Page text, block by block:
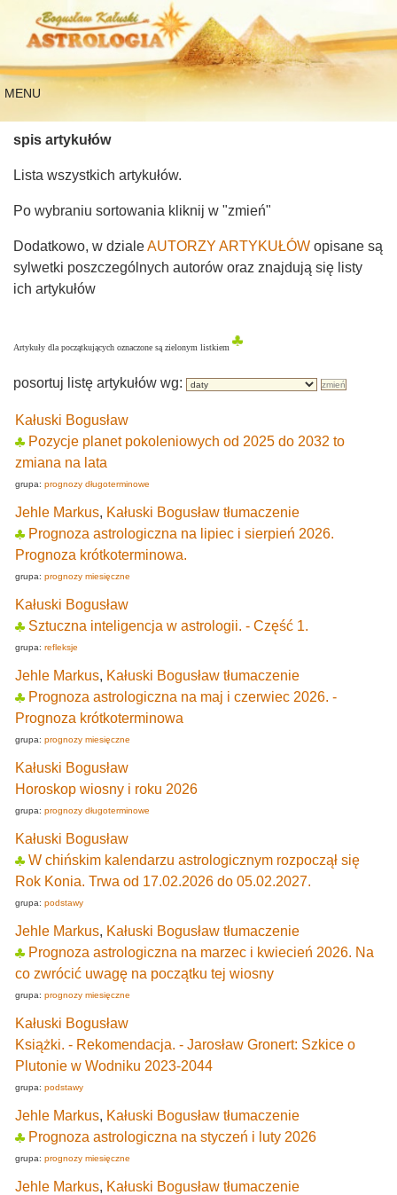
MENU
spis artykułów
Lista wszystkich artykułów.
Po wybraniu sortowania kliknij w "zmień"
Dodatkowo, w dzialeAUTORZY ARTYKUŁÓW opisane są
sylwetki poszczególnych autorów oraz znajdują się listy
ich artykułów
Artykuły dla początkujących oznaczone są zielonym listkiem
posortuj listę artykułów wg:
Kałuski Bogusław
Pozycje planet pokoleniowych od 2025 do 2032 to
zmiana na lata
grupa: prognozy długoterminowe
Jehle Markus, Kałuski Bogusław tłumaczenie
Prognoza astrologiczna na lipiec i sierpień 2026.
Prognoza krótkoterminowa.
grupa: prognozy miesięczne
Kałuski Bogusław
Sztuczna inteligencja w astrologii. - Część 1.
grupa: refleksje
Jehle Markus, Kałuski Bogusław tłumaczenie
Prognoza astrologiczna na maj i czerwiec 2026. -
Prognoza krótkoterminowa
grupa: prognozy miesięczne
Kałuski Bogusław
Horoskop wiosny i roku 2026
grupa: prognozy długoterminowe
Kałuski Bogusław
W chińskim kalendarzu astrologicznym rozpoczął się
Rok Konia. Trwa od 17.02.2026 do 05.02.2027.
grupa: podstawy
Jehle Markus, Kałuski Bogusław tłumaczenie
Prognoza astrologiczna na marzec i kwiecień 2026. Na
co zwrócić uwagę na początku tej wiosny
grupa: prognozy miesięczne
Kałuski Bogusław
Książki. - Rekomendacja. - Jarosław Gronert: Szkice o
Plutonie w Wodniku 2023-2044
grupa: podstawy
Jehle Markus, Kałuski Bogusław tłumaczenie
Prognoza astrologiczna na styczeń i luty 2026
grupa: prognozy miesięczne
Jehle Markus, Kałuski Bogusław tłumaczenie